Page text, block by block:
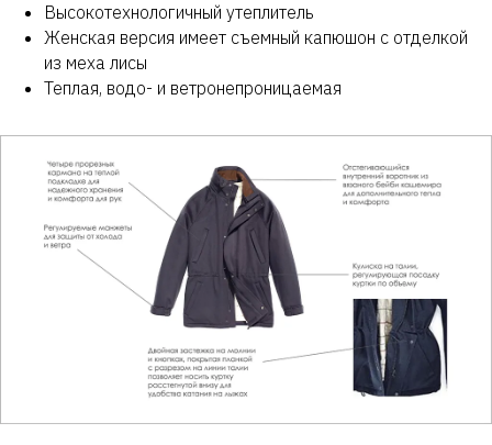
Высокотехнологичный утеплитель
Женская версия имеет съемный капюшон с отделкой
из меха лисы
Теплая, водо- и ветронепроницаемая